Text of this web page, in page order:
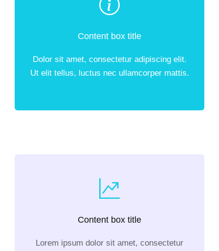
Content box title
Dolor sit amet, consectetur adipiscing elit.
Ut elit tellus, luctus nec ullamcorper mattis.
Content box title
Lorem ipsum dolor sit amet, consectetur